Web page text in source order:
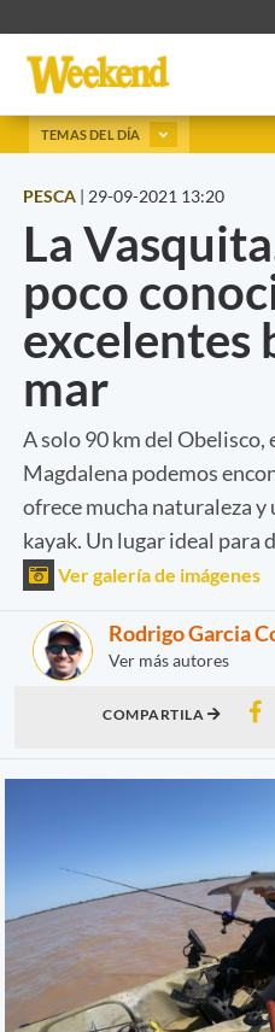
TEMAS DEL DÍA
PESCA | 29-09-2021 13:20
La
poco
excelentes
mar
A solo 90 km del Obelisco,
Magdalena podemos
ofrece mucha naturaleza y
kayak. Un lugar ideal para
Ver galería de imágenes
Rodrigo Garcia
Ver más autores
COMPARTILA